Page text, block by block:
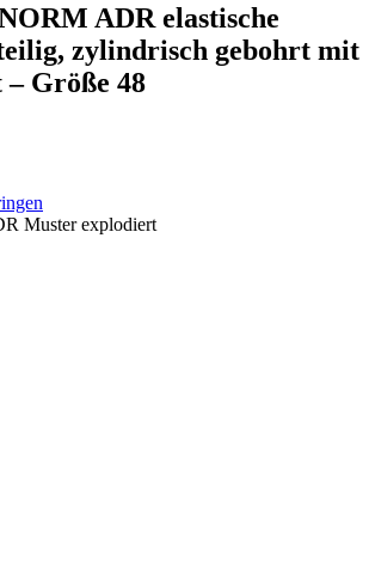
ADR elastische
zylindrisch gebohrt mit
– Größe 48